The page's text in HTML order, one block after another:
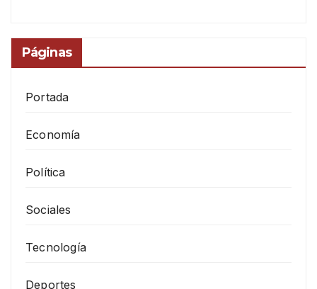
Páginas
Portada
Economía
Política
Sociales
Tecnología
Deportes